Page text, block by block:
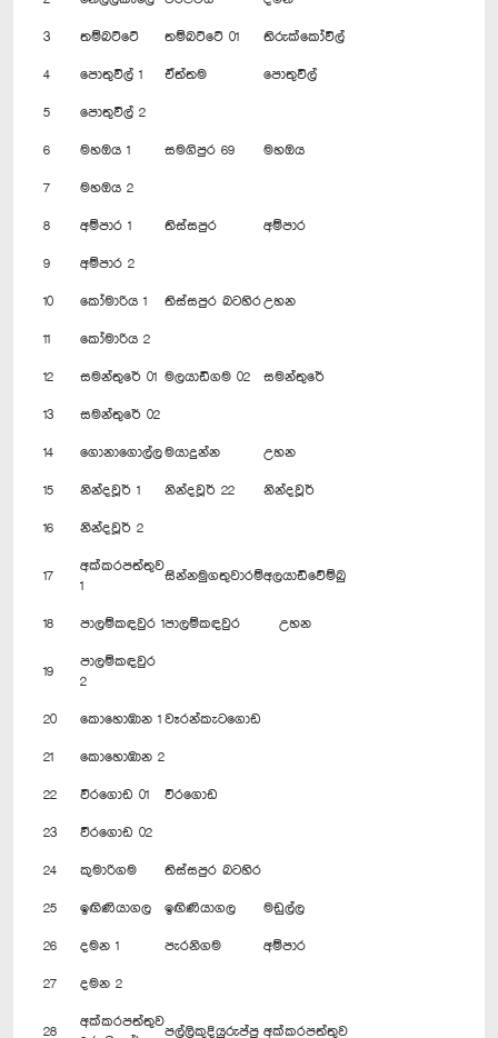
3 තම්බට්ටේ තම්බට්ටේ 01 තිරුක්කෝවිල්
4 පොතුවිල් 1 ඒත්තම පොතුවිල්
5 පොතුවිල් 2
6 මහඔය 1 සමගිපුර 69 මහඔය
7 මහඔය 2
8 අම්පාර 1 තිස්සපුර අම්පාර
9 අම්පාර 2
10 කෝමාරිය 1 තිස්සපුර බටහිරඋහන
11 කෝමාරිය 2
12 සමන්තුරේ 01 මලයාඩිගම 02 සමන්තුරේ
13 සමන්තුරේ 02
14 ගොනාගොල්ලමයාදුන්න උහන
15 නින්දවූර් 1 නින්දවූර් 22 නින්දවූර්
16 නින්දවූර් 2
17
අක්කරපත්තුව
1
සින්නමුගතුවාරම්අලයාඩිවේම්බු
18 පාලම්කඳවුර 1පාලම්කඳවුර උහන
19
පාලම්කඳවුර
2
20 කොහොඹාන 1 වෑරන්කැටගොඩ
21 කොහොඹාන 2
22 වීරගොඩ 01 වීරගොඩ
23 වීරගොඩ 02
24 කුමාරිගම තිස්සපුර බටහිර
25 ඉඟිණියාගල ඉඟිණියාගල මඩුල්ල
26 දමන 1 පැරනිගම අම්පාර
27 දමන 2
28
අක්කරපත්තුව
පල්ලිකුදියුරුප්පු අක්කරපත්තුව